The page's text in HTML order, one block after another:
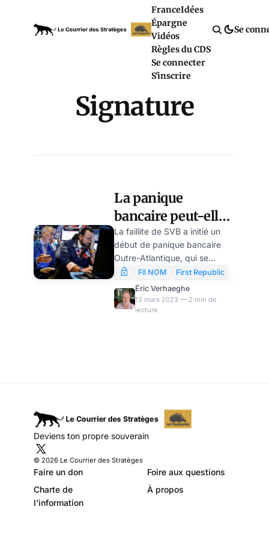
FranceIdées
Épargne
Vidéos
Règles du CDS
Se connecter
S'inscrire
Se
Signature
La panique
bancaire peut-elle
encore être évitée ?
les dernières infos
La faillite de SVB a initié un
début de panique bancaire
Outre-Atlantique, qui se
répand comme une traînée de
poudre. La Réserve Fédérale
(et quelques autres)
s’emploient à circonscrire
Fil NOM
First Republic
Éric Verhaeghe
13 mars 2023 — 2 min de
lecture
Deviens ton propre souverain
© 2026 Le Courrier des Stratèges
Faire un don
Foire aux questions
Charte de
l’information
À propos